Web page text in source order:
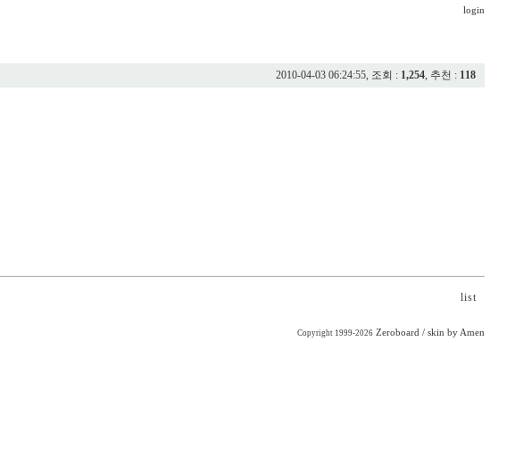
login
2010-04-03 06:24:55, 조회 : 1,254, 추천 : 118
list
Copyright 1999-2026 Zeroboard / skin by Amen